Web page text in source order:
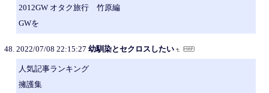
2012GW オタク旅行 竹原編
GWを
2022/07/08 22:15:27 幼馴染とセクロスしたい
人気記事ランキング
擁護集